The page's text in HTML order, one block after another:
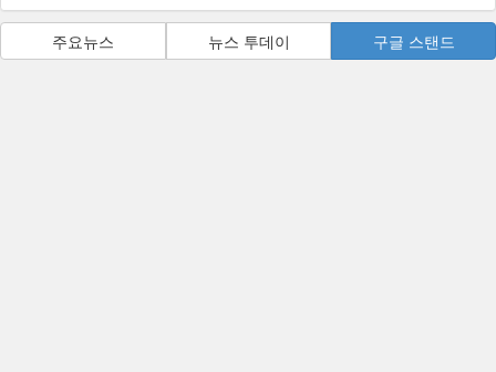
주요뉴스 뉴스 투데이 구글 스탠드